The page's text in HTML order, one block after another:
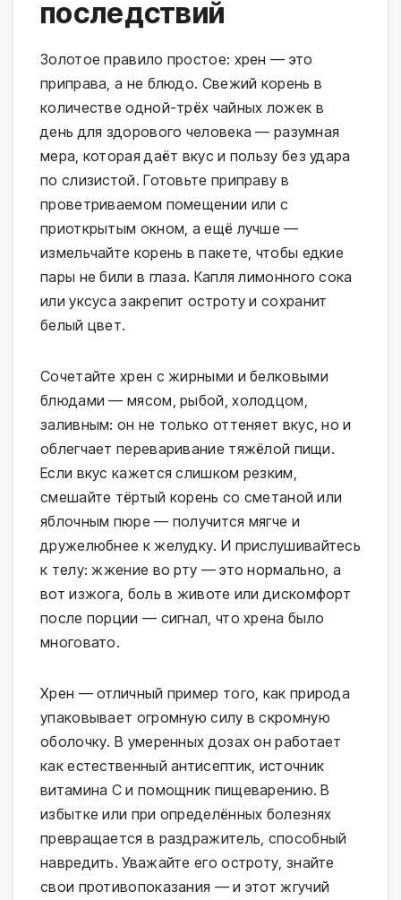
последствий
Золотое правило простое: хрен — это
приправа, а не блюдо. Свежий корень в
количестве одной-трёх чайных ложек в
день для здорового человека — разумная
мера, которая даёт вкус и пользу без удара
по слизистой. Готовьте приправу в
проветриваемом помещении или с
приоткрытым окном, а ещё лучше —
измельчайте корень в пакете, чтобы едкие
пары не били в глаза. Капля лимонного сока
или уксуса закрепит остроту и сохранит
белый цвет.
Сочетайте хрен с жирными и белковыми
блюдами — мясом, рыбой, холодцом,
заливным: он не только оттеняет вкус, но и
облегчает переваривание тяжёлой пищи.
Если вкус кажется слишком резким,
смешайте тёртый корень со сметаной или
яблочным пюре — получится мягче и
дружелюбнее к желудку. И прислушивайтесь
к телу: жжение во рту — это нормально, а
вот изжога, боль в животе или дискомфорт
после порции — сигнал, что хрена было
многовато.
Хрен — отличный пример того, как природа
упаковывает огромную силу в скромную
оболочку. В умеренных дозах он работает
как естественный антисептик, источник
витамина С и помощник пищеварению. В
избытке или при определённых болезнях
превращается в раздражитель, способный
навредить. Уважайте его остроту, знайте
свои противопоказания — и этот жгучий